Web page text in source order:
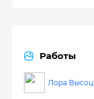
Работы
Лора